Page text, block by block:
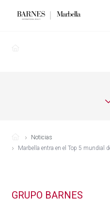
Noticias
Marbella entra en el Top 5 mundial
GRUPO BARNES